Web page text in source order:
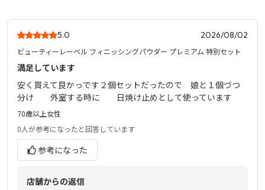
5.0 2026/08/02
ビューティーレーベル フィニッシングパウダー プレミアム 特別セット
満足しています
安く買えて良かっです２個セットだったので 娘と１個づつ
分け 外室する時に 日焼け止めとして使っています
70歳以上女性
0人が参考になったと回答しています
参考になった
店舗からの返信